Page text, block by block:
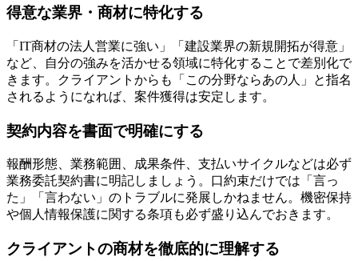
得意な業界・商材に特化する
「IT商材の法人営業に強い」「建設業界の新規開拓が得意」
など、自分の強みを活かせる領域に特化することで差別化で
きます。クライアントからも「この分野ならあの人」と指名
されるようになれば、案件獲得は安定します。
契約内容を書面で明確にする
報酬形態、業務範囲、成果条件、支払いサイクルなどは必ず
業務委託契約書に明記しましょう。口約束だけでは「言っ
た」「言わない」のトラブルに発展しかねません。機密保持
や個人情報保護に関する条項も必ず盛り込んでおきます。
クライアントの商材を徹底的に理解する